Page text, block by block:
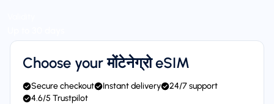
Choose your मोंटेनेग्रो eSIM
Secure checkout Instant delivery
24/7 support
4.6/5 Trustpilot